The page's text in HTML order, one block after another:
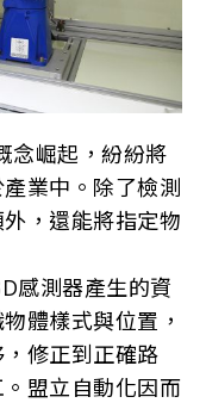
念崛起，紛紛將
業中。除了檢測
，還能將指定物
感測器產生的資
體樣式與位置，
修正到正確路
盟立自動化因而